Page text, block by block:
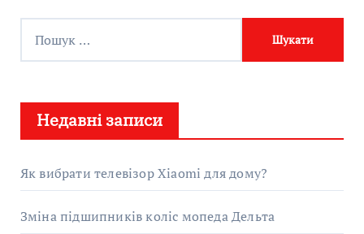
:
Недавні записи
Як вибрати телевізор Xiaomi для дому?
Зміна підшипників коліс мопеда Дельта